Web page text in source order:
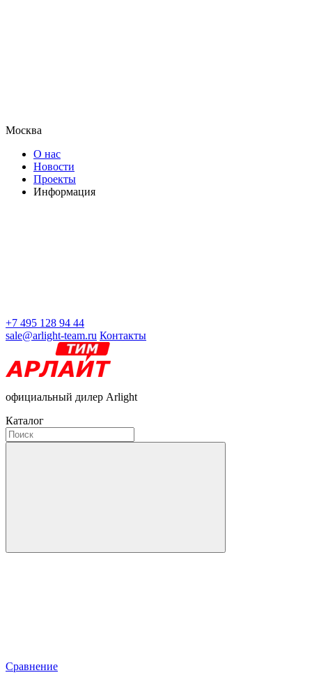
Москва
О нас
Новости
Проекты
Информация
+7 495 128 94 44
sale@arlight-team.ru Контакты
официальный дилер Arlight
Каталог
Сравнение